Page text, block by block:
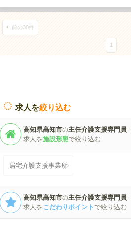
前の30件
1
求人を絞り込む
高知県高知市の主任介護支援専門員
求人を施設形態で絞り込む
居宅介護支援事業所
高知県高知市の主任介護支援専門員
求人をこだわりポイント で絞り込む